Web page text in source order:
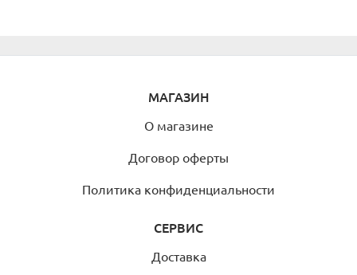
МАГАЗИН
О магазине
Договор оферты
Политика конфиденциальности
СЕРВИС
Доставка